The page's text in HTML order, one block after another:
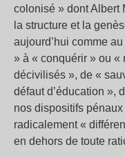
colonisé » dont Albert
la structure et la
aujourd’hui comme
» à « conquérir » ou «
décivilisés », de «
défaut d’éducation »,
nos dispositifs
radicalement «
en dehors de toute